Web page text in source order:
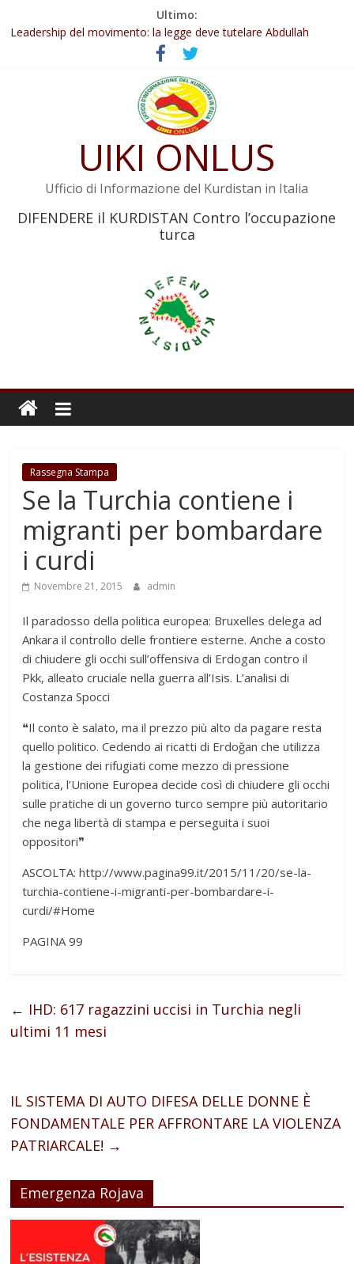
Ultimo:
Abdullah Öcalan: Le legge negativa deve essere trasformata in
legge positiva
Leadership del movimento: la legge deve tutelare Abdullah
Commissione donne del KNK: Şengal è di nuovo sotto minaccia
Non tenere conto della situazione di Rêber Apo ostacolerebbe
Il KNK chiede un’azione internazionale contro i crimini di guerra
UIKI ONLUS
Ufficio di Informazione del Kurdistan in Italia
DIFENDERE il KURDISTAN Contro l’occupazione
turca
Rassegna Stampa
Se la Turchia contiene i
migranti per bombardare
i curdi
Novembre 21, 2015 admin
Il paradosso della politica europea: Bruxelles delega ad
Ankara il controllo delle frontiere esterne. Anche a costo
di chiudere gli occhi sull’offensiva di Erdogan contro il
Pkk, alleato cruciale nella guerra all’Isis. L’analisi di
Costanza Spocci
❝Il conto è salato, ma il prezzo più alto da pagare resta
quello politico. Cedendo ai ricatti di Erdoğan che utilizza
la gestione dei rifugiati come mezzo di pressione
politica, l’Unione Europea decide così di chiudere gli occhi
sulle pratiche di un governo turco sempre più autoritario
che nega libertà di stampa e perseguita i suoi
oppositori❞
ASCOLTA: http://www.pagina99.it/2015/11/20/se-la-
turchia-contiene-i-migranti-per-bombardare-i-
curdi/#Home
PAGINA 99
← IHD: 617 ragazzini uccisi in Turchia negli
ultimi 11 mesi
IL SISTEMA DI AUTO DIFESA DELLE DONNE È
FONDAMENTALE PER AFFRONTARE LA VIOLENZA
PATRIARCALE! →
Emergenza Rojava